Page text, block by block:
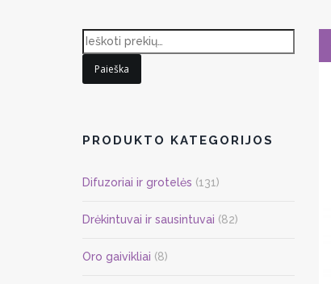
Paieška
PRODUKTO KATEGORIJOS
Difuzoriai ir grotelės (131)
Drėkintuvai ir sausintuvai (82)
Oro gaivikliai (8)